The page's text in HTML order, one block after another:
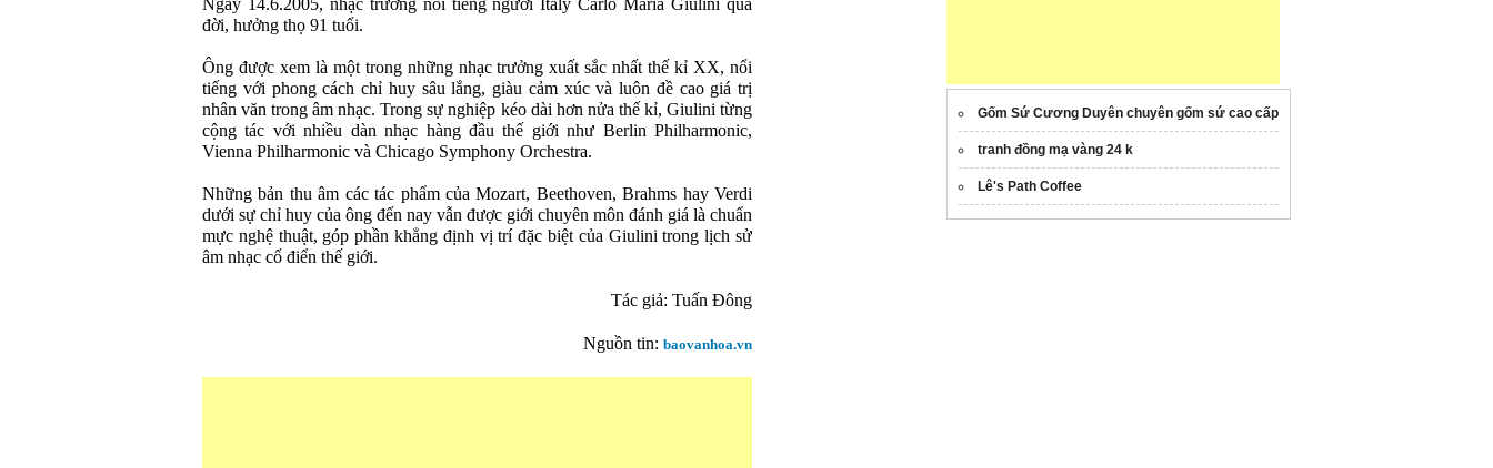
Ngày 14.6.2005, nhạc trưởng nổi tiếng người Italy Carlo Maria Giulini qua
đời, hưởng thọ 91 tuổi.
Ông được xem là một trong những nhạc trưởng xuất sắc nhất thế kỉ XX, nổi
tiếng với phong cách chỉ huy sâu lắng, giàu cảm xúc và luôn đề cao giá trị
nhân văn trong âm nhạc. Trong sự nghiệp kéo dài hơn nửa thế kỉ, Giulini từng
cộng tác với nhiều dàn nhạc hàng đầu thế giới như Berlin Philharmonic,
Vienna Philharmonic và Chicago Symphony Orchestra.
Những bản thu âm các tác phẩm của Mozart, Beethoven, Brahms hay Verdi
dưới sự chỉ huy của ông đến nay vẫn được giới chuyên môn đánh giá là chuẩn
mực nghệ thuật, góp phần khẳng định vị trí đặc biệt của Giulini trong lịch sử
âm nhạc cổ điển thế giới.
Tác giả: Tuấn Đông
Nguồn tin: baovanhoa.vn
Gốm Sứ Cương Duyên chuyên gốm sứ cao cấp
tranh đồng mạ vàng 24 k
Lê's Path Coffee